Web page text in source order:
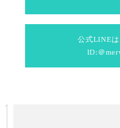
公式LINEは
ID:＠